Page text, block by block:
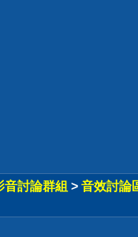
音討論群組 > 音效討論